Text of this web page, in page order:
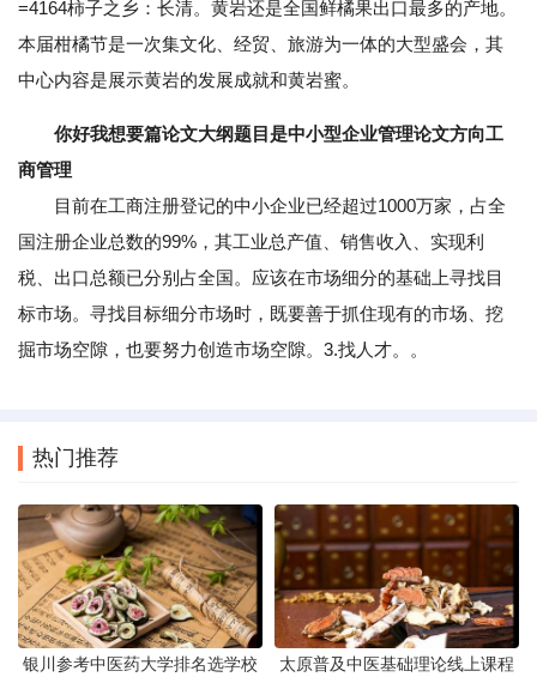
=4164柿子之乡：长清。黄岩还是全国鲜橘果出口最多的产地。
本届柑橘节是一次集文化、经贸、旅游为一体的大型盛会，其
中心内容是展示黄岩的发展成就和黄岩蜜。
你好我想要篇论文大纲题目是中小型企业管理论文方向工
商管理
目前在工商注册登记的中小企业已经超过1000万家，占全
国注册企业总数的99%，其工业总产值、销售收入、实现利
税、出口总额已分别占全国。应该在市场细分的基础上寻找目
标市场。寻找目标细分市场时，既要善于抓住现有的市场、挖
掘市场空隙，也要努力创造市场空隙。3.找人才。。
热门推荐
银川参考中医药大学排名选学校 太原普及中医基础理论线上课程